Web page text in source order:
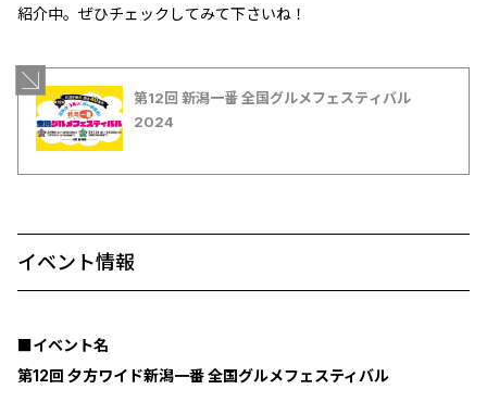
紹介中。ぜひチェックしてみて下さいね！
第12回 新潟一番 全国グルメフェスティバル
2024
イベント情報
■イベント名
第12回 夕方ワイド新潟一番 全国グルメフェスティバル